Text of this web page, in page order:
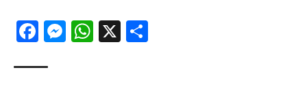
Facebook
Messenger
WhatsApp
X